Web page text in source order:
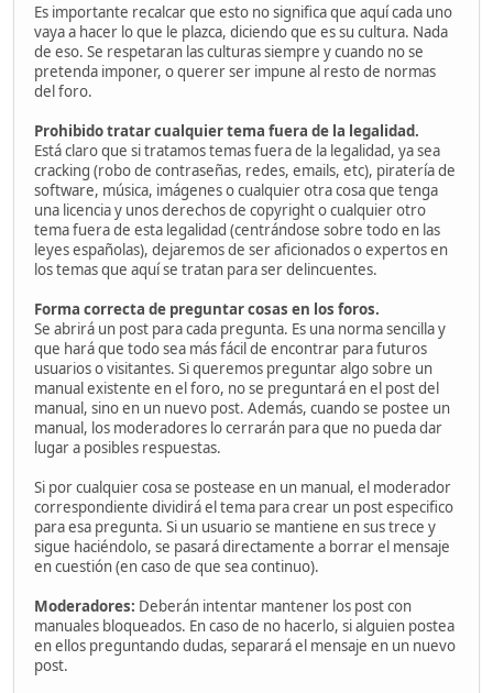
Es importante recalcar que esto no significa que aquí cada uno
vaya a hacer lo que le plazca, diciendo que es su cultura. Nada
de eso. Se respetaran las culturas siempre y cuando no se
pretenda imponer, o querer ser impune al resto de normas
del foro.
Prohibido tratar cualquier tema fuera de la legalidad.
Está claro que si tratamos temas fuera de la legalidad, ya sea
cracking (robo de contraseñas, redes, emails, etc), piratería de
software, música, imágenes o cualquier otra cosa que tenga
una licencia y unos derechos de copyright o cualquier otro
tema fuera de esta legalidad (centrándose sobre todo en las
leyes españolas), dejaremos de ser aficionados o expertos en
los temas que aquí se tratan para ser delincuentes.
Forma correcta de preguntar cosas en los foros.
Se abrirá un post para cada pregunta. Es una norma sencilla y
que hará que todo sea más fácil de encontrar para futuros
usuarios o visitantes. Si queremos preguntar algo sobre un
manual existente en el foro, no se preguntará en el post del
manual, sino en un nuevo post. Además, cuando se postee un
manual, los moderadores lo cerrarán para que no pueda dar
lugar a posibles respuestas.
Si por cualquier cosa se postease en un manual, el moderador
correspondiente dividirá el tema para crear un post especifico
para esa pregunta. Si un usuario se mantiene en sus trece y
sigue haciéndolo, se pasará directamente a borrar el mensaje
en cuestión (en caso de que sea continuo).
Moderadores: Deberán intentar mantener los post con
manuales bloqueados. En caso de no hacerlo, si alguien postea
en ellos preguntando dudas, separará el mensaje en un nuevo
post.